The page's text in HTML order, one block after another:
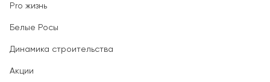
Pro жизнь
Белые Росы
Динамика строительства
Акции